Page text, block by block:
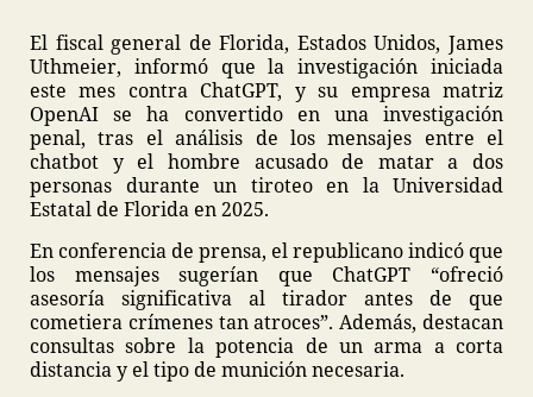
El fiscal general de Florida, Estados Unidos, James
Uthmeier, informó que la investigación iniciada
este mes contra ChatGPT, y su empresa matriz
OpenAI se ha convertido en una investigación
penal, tras el análisis de los mensajes entre el
chatbot y el hombre acusado de matar a dos
personas durante un tiroteo en la Universidad
Estatal de Florida en 2025.
En conferencia de prensa, el republicano indicó que
los mensajes sugerían que ChatGPT “ofreció
asesoría significativa al tirador antes de que
cometiera crímenes tan atroces”. Además, destacan
consultas sobre la potencia de un arma a corta
distancia y el tipo de munición necesaria.